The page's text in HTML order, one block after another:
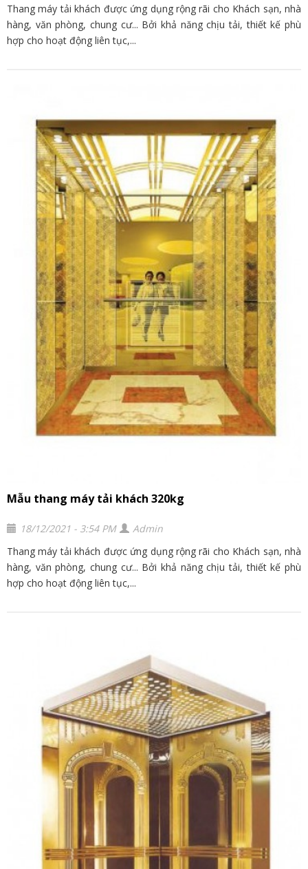
Thang máy tải khách được ứng dụng rộng rãi cho Khách sạn, nhà
hàng, văn phòng, chung cư... Bởi khả năng chịu tải, thiết kế phù
hợp cho hoạt động liên tục,...
Mẫu thang máy tải khách 320kg
18/12/2021 - 3:54 PM
Admin
Thang máy tải khách được ứng dụng rộng rãi cho Khách sạn, nhà
hàng, văn phòng, chung cư... Bởi khả năng chịu tải, thiết kế phù
hợp cho hoạt động liên tục,...